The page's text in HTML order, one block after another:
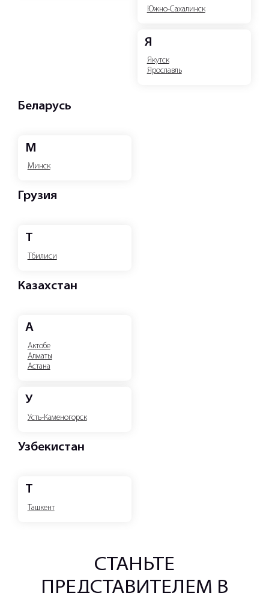
Южно-Сахалинск
Я
Якутск
Ярославль
Беларусь
М
Минск
Грузия
Т
Тбилиси
Казахстан
А
Актобе
Алматы
Астана
У
Усть-Каменогорск
Узбекистан
Т
Ташкент
СТАНЬТЕ
ПРЕДСТАВИТЕЛЕМ В